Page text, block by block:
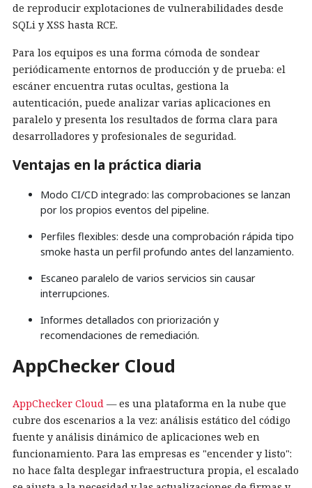
de reproducir explotaciones de vulnerabilidades desde
SQLi y XSS hasta RCE.
Para los equipos es una forma cómoda de sondear
periódicamente entornos de producción y de prueba: el
escáner encuentra rutas ocultas, gestiona la
autenticación, puede analizar varias aplicaciones en
paralelo y presenta los resultados de forma clara para
desarrolladores y profesionales de seguridad.
Ventajas en la práctica diaria
Modo CI/CD integrado: las comprobaciones se lanzan
por los propios eventos del pipeline.
Perfiles flexibles: desde una comprobación rápida tipo
smoke hasta un perfil profundo antes del lanzamiento.
Escaneo paralelo de varios servicios sin causar
interrupciones.
Informes detallados con priorización y
recomendaciones de remediación.
AppChecker Cloud
AppChecker Cloud — es una plataforma en la nube que
cubre dos escenarios a la vez: análisis estático del código
fuente y análisis dinámico de aplicaciones web en
funcionamiento. Para las empresas es "encender y listo":
no hace falta desplegar infraestructura propia, el escalado